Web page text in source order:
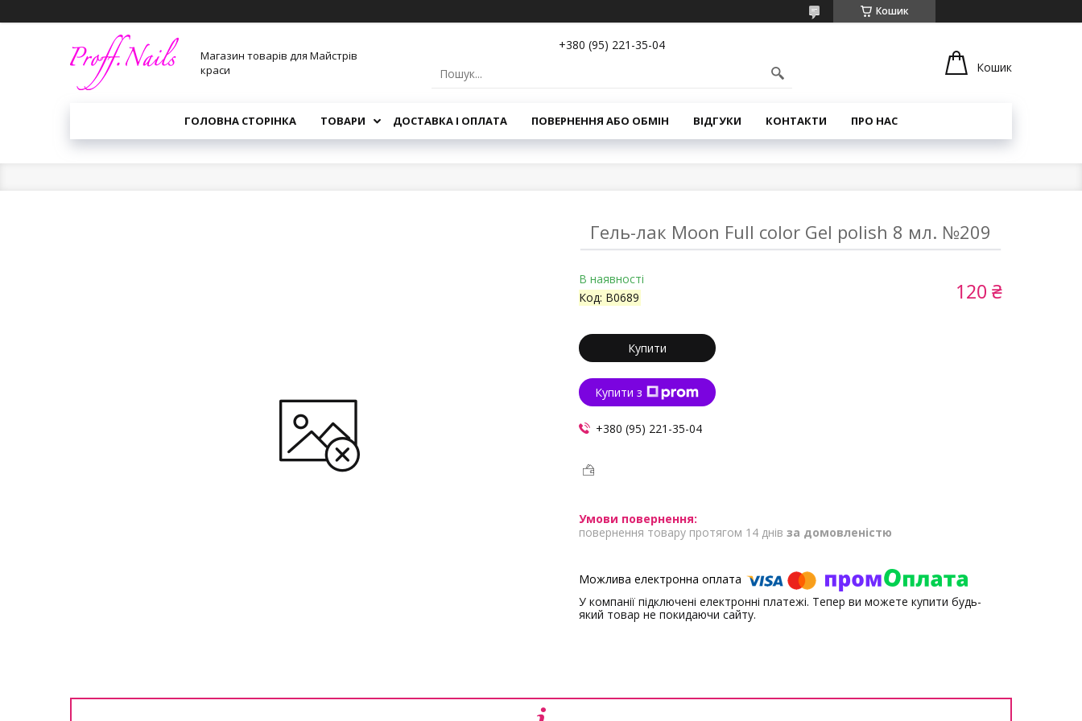
Кошик
Магазин товарів для Майстрів
краси
+380 (95) 221-35-04
Кошик
ГОЛОВНА СТОРІНКА ТОВАРИ ДОСТАВКА І ОПЛАТА ПОВЕРНЕННЯ АБО ОБМІН ВІДГУКИ КОНТАКТИ ПРО НАС
Гель-лак Moon Full color Gel polish 8 мл. №209
В наявності
Код: B0689 120 ₴
Купити
Купити з
+380 (95) 221-35-04
повернення товару протягом 14 днів за домовленістю
У компанії підключені електронні платежі. Тепер ви можете купити будь-
який товар не покидаючи сайту.